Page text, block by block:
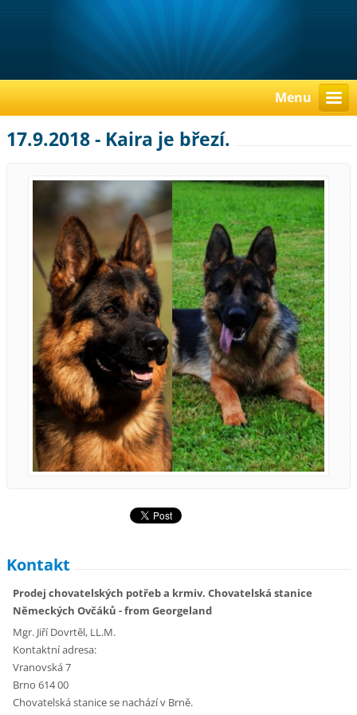
Menu
17.9.2018 - Kaira je březí.
Kontakt
Prodej chovatelských potřeb a krmiv. Chovatelská stanice
Německých Ovčáků - from Georgeland
Mgr. Jiří Dovrtěl, LL.M.
Kontaktní adresa:
Vranovská 7
Brno 614 00
Chovatelská stanice se nachází v Brně.